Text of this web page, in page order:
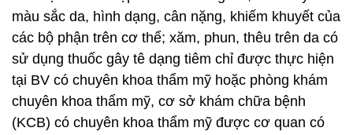
màu sắc da, hình dạng, cân nặng, khiếm khuyết của
các bộ phận trên cơ thể; xăm, phun, thêu trên da có
sử dụng thuốc gây tê dạng tiêm chỉ được thực hiện
tại BV có chuyên khoa thẩm mỹ hoặc phòng khám
chuyên khoa thẩm mỹ, cơ sở khám chữa bệnh
(KCB) có chuyên khoa thẩm mỹ được cơ quan có